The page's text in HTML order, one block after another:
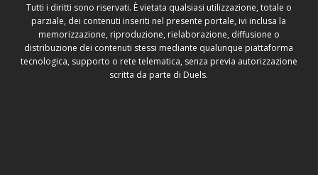
Tutti i diritti sono riservati. È vietata qualsiasi utilizzazione, totale o
parziale, dei contenuti inseriti nel presente portale, ivi inclusa la
memorizzazione, riproduzione, rielaborazione, diffusione o
distribuzione dei contenuti stessi mediante qualunque piattaforma
tecnologica, supporto o rete telematica, senza previa autorizzazione
scritta da parte di Duels.